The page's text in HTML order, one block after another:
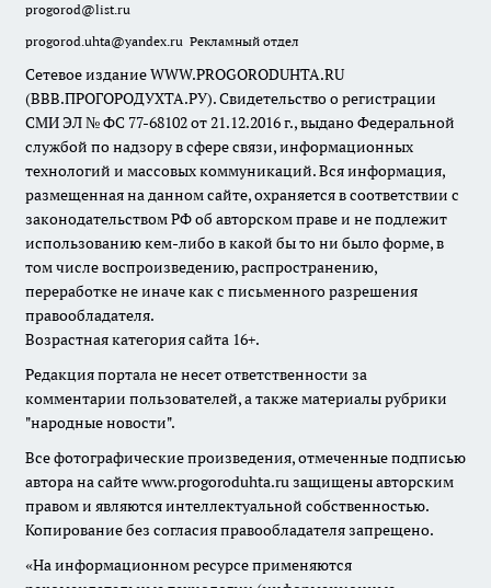
progorod@list.ru
progorod.uhta@yandex.ru Рекламный отдел
Сетевое издание WWW.PROGORODUHTA.RU
(ВВВ.ПРОГОРОДУХТА.РУ). Свидетельство о регистрации
СМИ ЭЛ № ФС 77-68102 от 21.12.2016 г., выдано Федеральной
службой по надзору в сфере связи, информационных
технологий и массовых коммуникаций. Вся информация,
размещенная на данном сайте, охраняется в соответствии с
законодательством РФ об авторском праве и не подлежит
использованию кем-либо в какой бы то ни было форме, в
том числе воспроизведению, распространению,
переработке не иначе как с письменного разрешения
правообладателя.
Возрастная категория сайта 16+.
Редакция портала не несет ответственности за
комментарии пользователей, а также материалы рубрики
"народные новости".
Все фотографические произведения, отмеченные подписью
автора на сайте www.progoroduhta.ru защищены авторским
правом и являются интеллектуальной собственностью.
Копирование без согласия правообладателя запрещено.
«На информационном ресурсе применяются